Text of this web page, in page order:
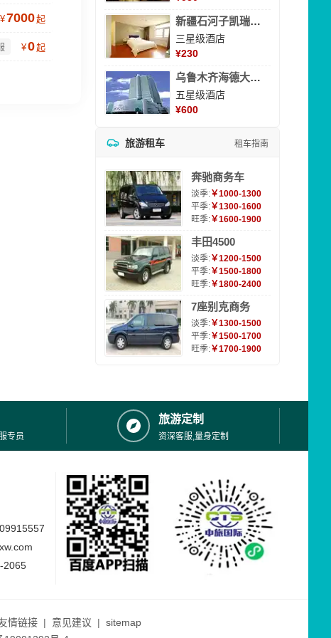
¥7000起
¥0起
新疆石河子凯瑞酒店
三星级酒店
¥230
乌鲁木齐海德大酒店
五星级酒店
¥600
旅游租车 租车指南
奔驰商务车
淡季:￥1000-1300
平季:￥1300-1600
旺季:￥1600-1900
丰田4500
淡季:￥1200-1500
平季:￥1500-1800
旺季:￥1800-2400
7座别克商务
淡季:￥1300-1500
平季:￥1500-1700
旺季:￥1700-1900
专员
旅游定制
资深客服,量身定制
2065
情链接 | 意见建议 | sitemap